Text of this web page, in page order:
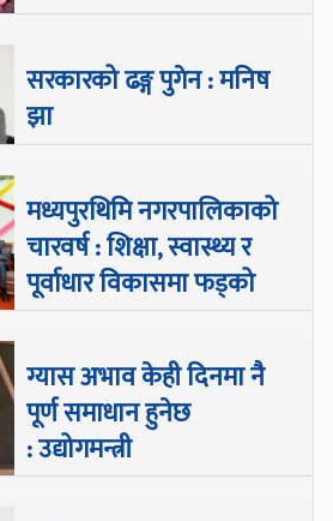
सरकारको ढङ्ग पुगेन : मनिष
झा
मध्यपुरथिमि नगरपालिकाको
चारवर्ष : शिक्षा, स्वास्थ्य र
पूर्वाधार विकासमा फड्को
ग्यास अभाव केही दिनमा नै
पूर्ण समाधान हुनेछ
: उद्योगमन्त्री